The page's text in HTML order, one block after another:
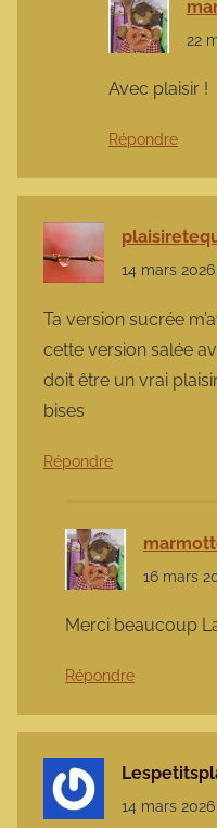
22
Avec plaisir !
Répondre
14 mars
Ta version sucrée
cette version salée
doit être un vrai
bises
Répondre
16 mars
Merci beaucoup
Répondre
14 mars